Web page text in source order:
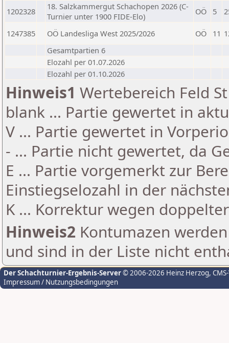
1202328
18. Salzkammergut Schachopen 2026 (C-
Turnier unter 1900 FIDE-Elo)
OÖ 5
1247385 OÖ Landesliga West 2025/2026 OÖ 11
Gesamtpartien 6
Elozahl per 01.07.2026
Elozahl per 01.10.2026
Hinweis1 Wertebereich Feld
blank ... Partie gewertet in
V ... Partie gewertet in
- ... Partie nicht gewertet, da
E ... Partie vorgemerkt zur
Einstiegselozahl in der
K ... Korrektur wegen
Hinweis2 Kontumazen
und sind in der Liste nicht
Der Schachturnier-Ergebnis-Server© 2006-2026 Heinz Herzog,
Impressum / Nutzungsbedingungen